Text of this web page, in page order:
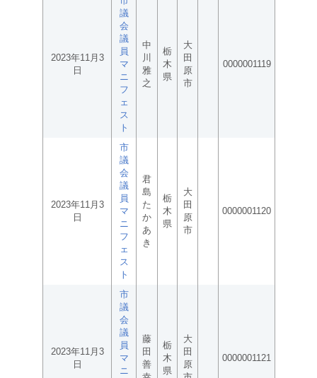
2023年11月3
日
議
会
議
員
マ
ニ
フ
ェ
ス
ト
中
川
雅
之
栃
木
県
大
田
原
市
0000001119
2023年11月3
日
市
議
会
議
員
マ
ニ
フ
ェ
ス
ト
君
島
た
か
あ
き
栃
木
県
大
田
原
市
0000001120
2023年11月3
日
市
議
会
議
員
マ
ニ
藤
田
善
栃
木
県
大
田
原
0000001121